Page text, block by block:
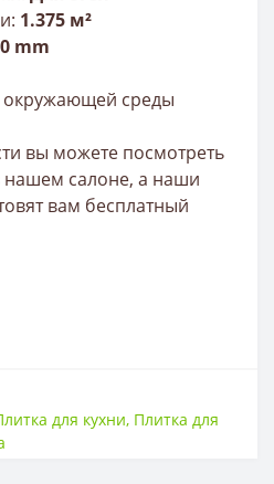
1.375 м²
mm
окружающей среды
вы можете посмотреть
нашем салоне, а наши
вам бесплатный
250 * 500
для кухни, Плитка для